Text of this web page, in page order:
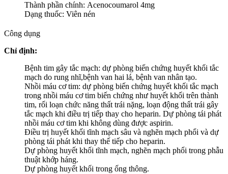
Thành phần chính: Acenocoumarol 4mg
Dạng thuốc: Viên nén
Công dụng
Chỉ định:
Bệnh tim gây tắc mạch: dự phòng biến chứng huyết khối tắc
mạch do rung nhĩ,bệnh van hai lá, bệnh van nhân tạo.
Nhồi máu cơ tim: dự phòng biến chứng huyết khối tắc mạch
trong nhồi máu cơ tim biến chứng như huyết khối trên thành
tim, rối loạn chức năng thất trái nặng, loạn động thất trái gây
tắc mạch khi điều trị tiếp thay cho heparin. Dự phòng tái phát
nhồi máu cơ tim khi không dùng được aspirin.
Điều trị huyết khối tĩnh mạch sâu và nghẽn mạch phổi và dự
phòng tái phát khi thay thế tiếp cho heparin.
Dự phòng huyết khối tĩnh mạch, nghẽn mạch phổi trong phẫu
thuật khớp háng.
Dự phòng huyết khối trong ống thông.